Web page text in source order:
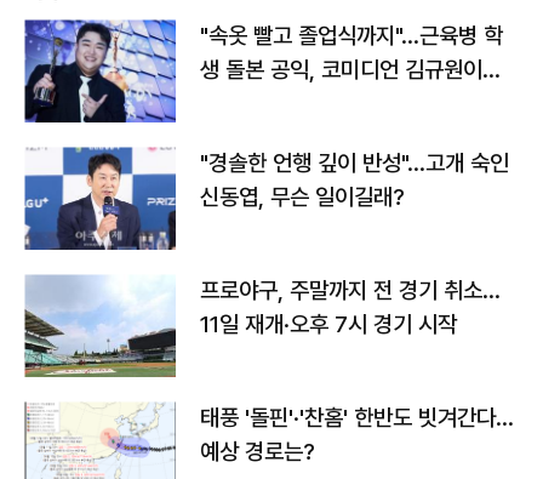
"속옷 빨고 졸업식까지"…근육병 학
생 돌본 공익, 코미디언 김규원이었
"경솔한 언행 깊이 반성"…고개 숙인
신동엽, 무슨 일이길래?
프로야구, 주말까지 전 경기 취소…
11일 재개·오후 7시 경기 시작
태풍 '돌핀'·'찬홈' 한반도 빗겨간다…
예상 경로는?